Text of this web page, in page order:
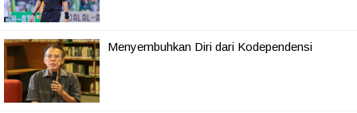
Menyembuhkan Diri dari Kodependensi